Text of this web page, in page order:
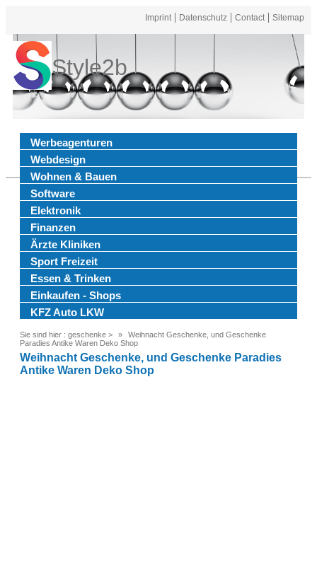
Imprint Datenschutz Contact Sitemap
Style2b
Werbeagenturen
Webdesign
Wohnen & Bauen
Software
Elektronik
Finanzen
Ärzte Kliniken
Sport Freizeit
Essen & Trinken
Einkaufen - Shops
KFZ Auto LKW
Sie sind hier : geschenke >
Weihnacht Geschenke, und Geschenke
Paradies Antike Waren Deko Shop
Weihnacht Geschenke, und Geschenke Paradies
Antike Waren Deko Shop